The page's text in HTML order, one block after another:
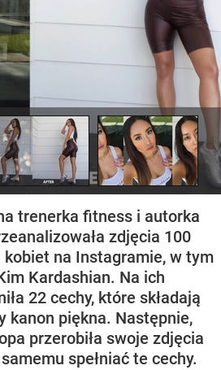
trenerka fitness i autorka
zdjęcia 100
na Instagramie, w tym
Kardashian. Na ich
22 cechy, które składają
kanon piękna. Następnie,
przerobiła swoje zdjęcia
spełniać te cechy.